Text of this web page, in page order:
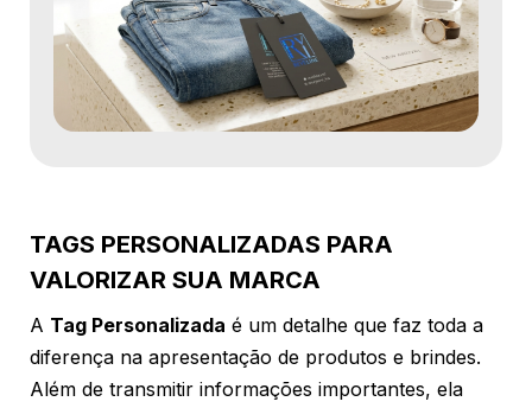
TAGS PERSONALIZADAS PARA
VALORIZAR SUA MARCA
A Tag Personalizada é um detalhe que faz toda a
diferença na apresentação de produtos e brindes.
Além de transmitir informações importantes, ela